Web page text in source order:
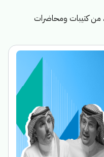
من كتيبات ومحاضرات